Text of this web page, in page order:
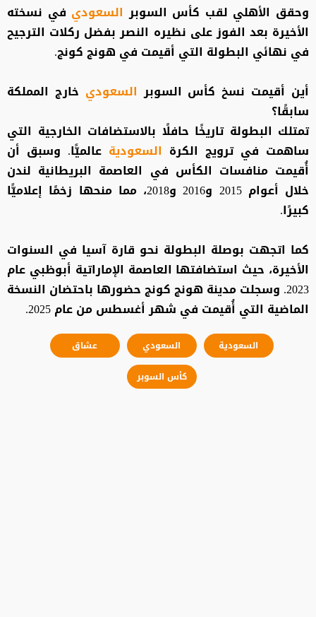
وحقق الأهلي لقب كأس السوبرالسعودي في نسخته
الأخيرة بعد الفوز على نظيره النصر بفضل ركلات الترجيح
في نهائي البطولة التي أقيمت في هونج كونج.
أين أقيمت نسخ كأس السوبرالسعودي خارج المملكة
سابقًا؟
تمتلك البطولة تاريخًا حافلًا بالاستضافات الخارجية التي
ساهمت في ترويج الكرة السعودية عالميًّا. وسبق أن
أُقيمت منافسات الكأس في العاصمة البريطانية لندن
خلال أعوام 2015 و2016 و2018، مما منحها زخمًا إعلاميًّا
كبيرًا.
كما اتجهت بوصلة البطولة نحو قارة آسيا في السنوات
الأخيرة، حيث استضافتها العاصمة الإماراتية أبوظبي عام
2023. وسجلت مدينة هونج كونج حضورها باحتضان النسخة
الماضية التي أُقيمت في شهر أغسطس من عام 2025.
السعودية السعودي
عشاق
كأس السوبر